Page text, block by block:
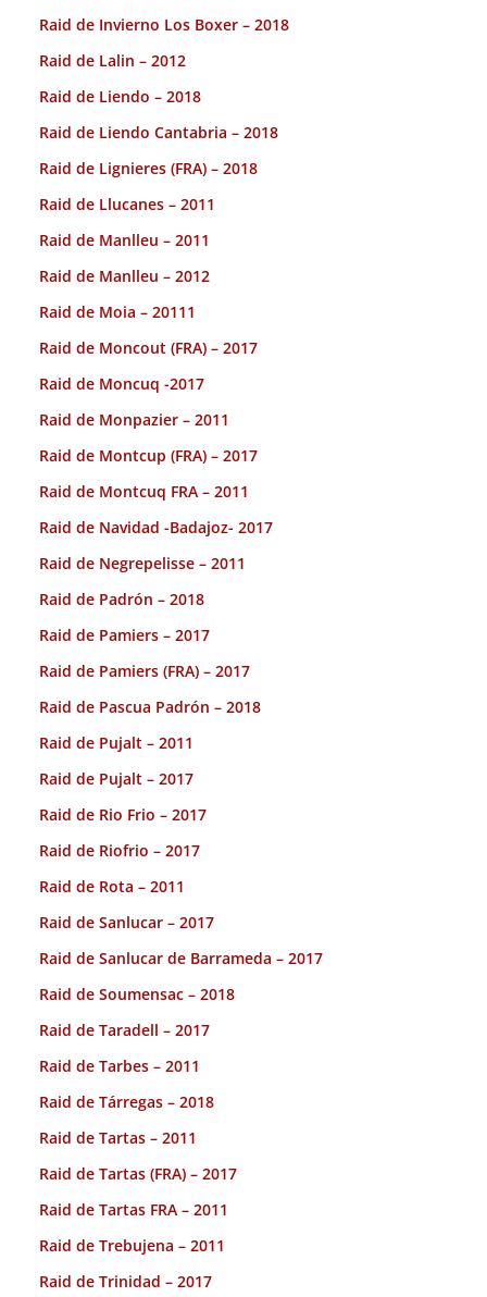
Raid de Invierno Los Boxer – 2018
Raid de Lalin – 2012
Raid de Liendo – 2018
Raid de Liendo Cantabria – 2018
Raid de Lignieres (FRA) – 2018
Raid de Llucanes – 2011
Raid de Manlleu – 2011
Raid de Manlleu – 2012
Raid de Moia – 20111
Raid de Moncout (FRA) – 2017
Raid de Moncuq -2017
Raid de Monpazier – 2011
Raid de Montcup (FRA) – 2017
Raid de Montcuq FRA – 2011
Raid de Navidad -Badajoz- 2017
Raid de Negrepelisse – 2011
Raid de Padrón – 2018
Raid de Pamiers – 2017
Raid de Pamiers (FRA) – 2017
Raid de Pascua Padrón – 2018
Raid de Pujalt – 2011
Raid de Pujalt – 2017
Raid de Rio Frio – 2017
Raid de Riofrio – 2017
Raid de Rota – 2011
Raid de Sanlucar – 2017
Raid de Sanlucar de Barrameda – 2017
Raid de Soumensac – 2018
Raid de Taradell – 2017
Raid de Tarbes – 2011
Raid de Tárregas – 2018
Raid de Tartas – 2011
Raid de Tartas (FRA) – 2017
Raid de Tartas FRA – 2011
Raid de Trebujena – 2011
Raid de Trinidad – 2017